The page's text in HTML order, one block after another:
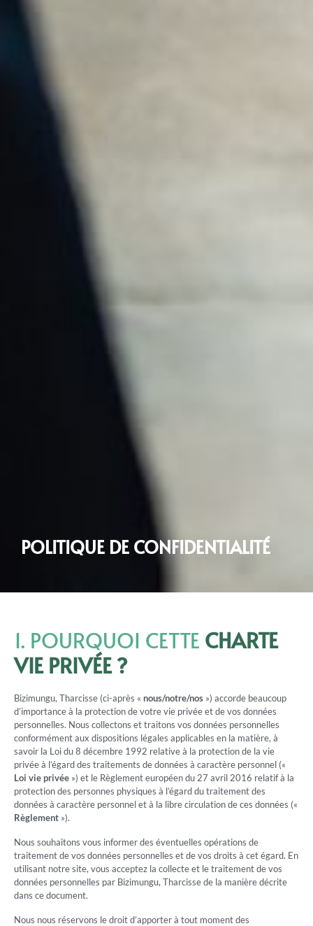
POLITIQUE DE CONFIDENTIALITÉ
1. POURQUOI CETTE CHARTE
VIE PRIVÉE ?
Bizimungu, Tharcisse (ci-après « nous/notre/nos ») accorde beaucoup
d’importance à la protection de votre vie privée et de vos données
personnelles. Nous collectons et traitons vos données personnelles
conformément aux dispositions légales applicables en la matière, à
savoir la Loi du 8 décembre 1992 relative à la protection de la vie
privée à l’égard des traitements de données à caractère personnel («
Loi vie privée ») et le Règlement européen du 27 avril 2016 relatif à la
protection des personnes physiques à l’égard du traitement des
données à caractère personnel et à la libre circulation de ces données («
Règlement »).
Nous souhaitons vous informer des éventuelles opérations de
traitement de vos données personnelles et de vos droits à cet égard. En
utilisant notre site, vous acceptez la collecte et le traitement de vos
données personnelles par Bizimungu, Tharcisse de la manière décrite
dans ce document.
Nous nous réservons le droit d’apporter à tout moment des